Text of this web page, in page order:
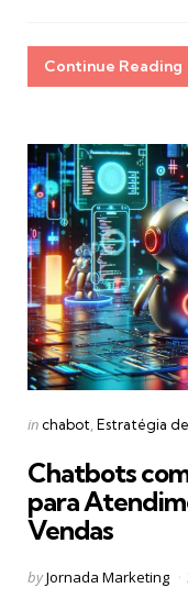
Continue Reading
Categories
Posted
inchabot Estratégia
Chatbots
para
Vendas
Posted
byJornada Marketing